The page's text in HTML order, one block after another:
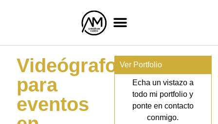
Videógrafo
para
eventos
Ver Portfolio
Echa un vistazo a
todo mi portfolio y
ponte en contacto
conmigo.